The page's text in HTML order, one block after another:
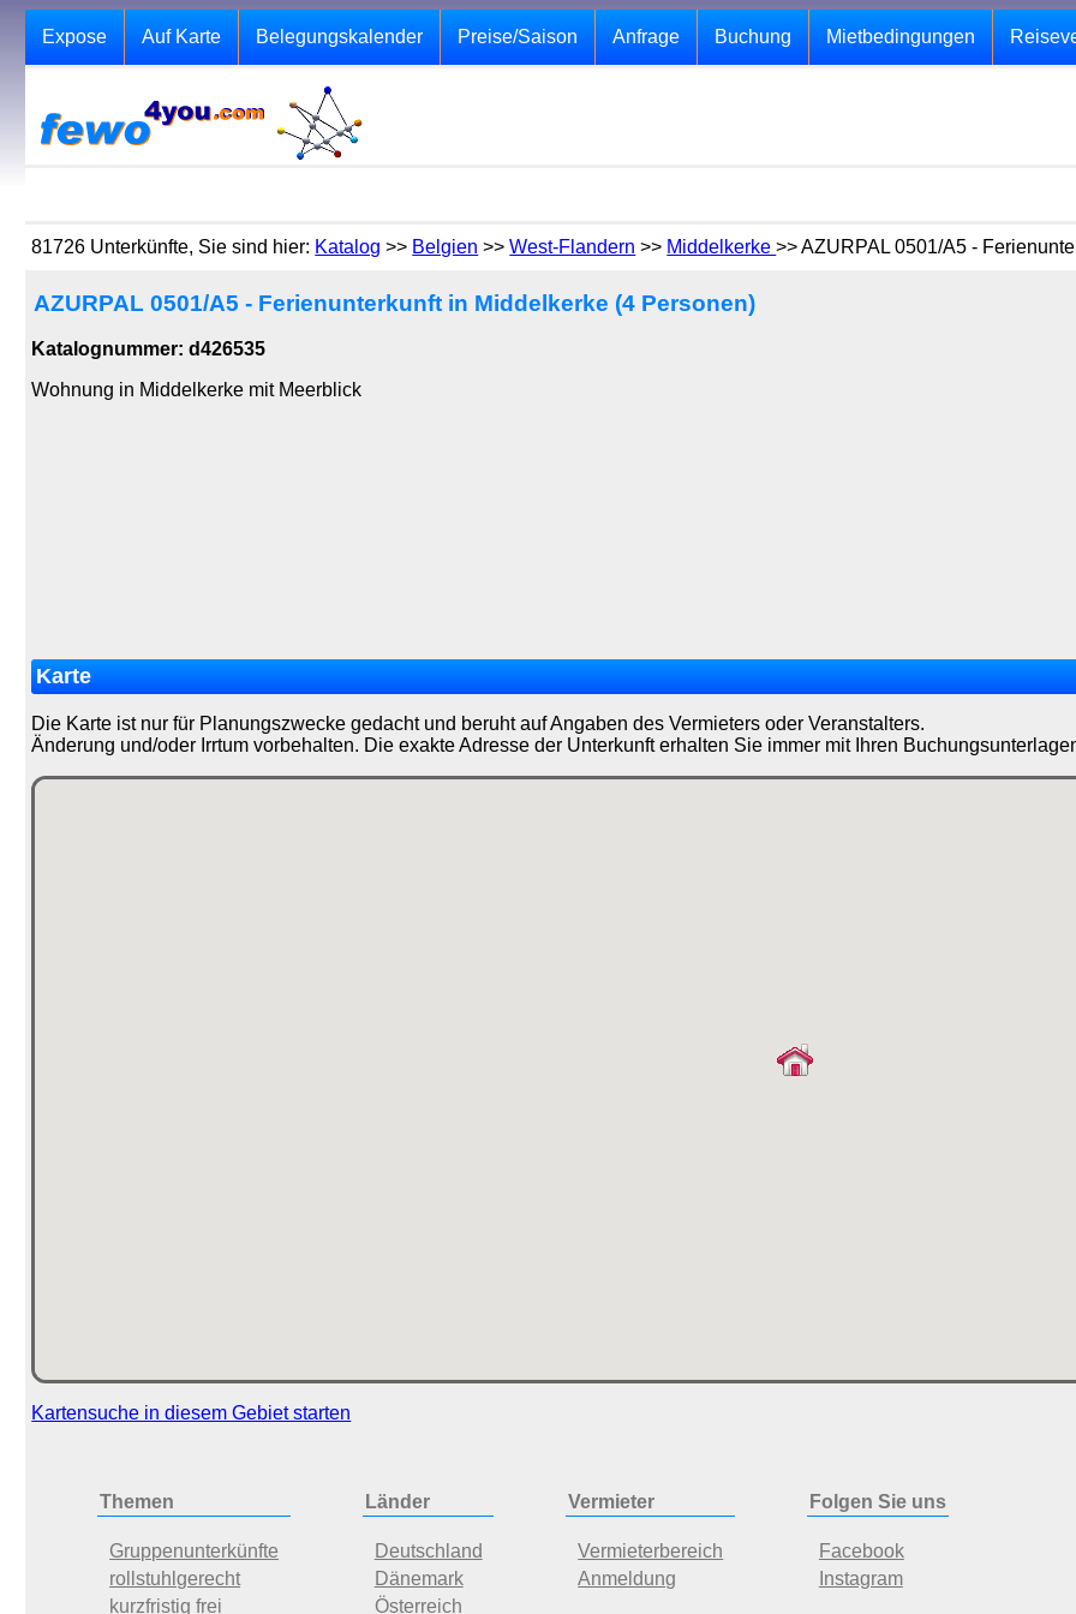
Expose Auf Karte Belegungskalender Preise/Saison Anfrage Buchung Mietbedingungen
81726 Unterkünfte, Sie sind hier: Katalog >> Belgien >>West-Flandern >> Middelkerke>> AZURPAL 0501/A5 -
AZURPAL 0501/A5 - Ferienunterkunft in Middelkerke (4 Personen)
Katalognummer: d426535
Wohnung in Middelkerke mit Meerblick
Karte
Die Karte ist nur für Planungszwecke gedacht und beruht auf Angaben des Vermieters oder Veranstalters.
Änderung und/oder Irrtum vorbehalten. Die exakte Adresse der Unterkunft erhalten Sie immer mit Ihren
Kartensuche in diesem Gebiet starten
Themen
Gruppenunterkünfte
rollstuhlgerecht
kurzfristig frei
Länder
Deutschland
Dänemark
Österreich
Vermieter
Vermieterbereich
Anmeldung
Folgen Sie uns
Facebook
Instagram